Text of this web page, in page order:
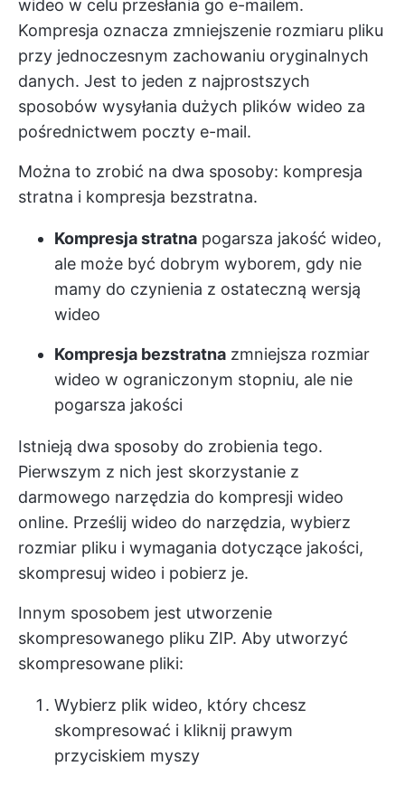
wideo w celu przesłania go e-mailem.
Kompresja oznacza zmniejszenie rozmiaru pliku
przy jednoczesnym zachowaniu oryginalnych
danych. Jest to jeden z najprostszych
sposobów wysyłania dużych plików wideo za
pośrednictwem poczty e-mail.
Można to zrobić na dwa sposoby: kompresja
stratna i kompresja bezstratna.
Kompresja stratna pogarsza jakość wideo,
ale może być dobrym wyborem, gdy nie
mamy do czynienia z ostateczną wersją
wideo
Kompresja bezstratna zmniejsza rozmiar
wideo w ograniczonym stopniu, ale nie
pogarsza jakości
Istnieją dwa sposoby do zrobienia tego.
Pierwszym z nich jest skorzystanie z
darmowego narzędzia do kompresji wideo
online. Prześlij wideo do narzędzia, wybierz
rozmiar pliku i wymagania dotyczące jakości,
skompresuj wideo i pobierz je.
Innym sposobem jest utworzenie
skompresowanego pliku ZIP. Aby utworzyć
skompresowane pliki:
Wybierz plik wideo, który chcesz
skompresować i kliknij prawym
przyciskiem myszy